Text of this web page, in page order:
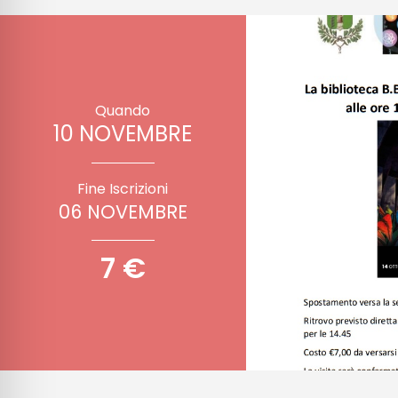
Quando
10 NOVEMBRE
Fine Iscrizioni
06 NOVEMBRE
7 €